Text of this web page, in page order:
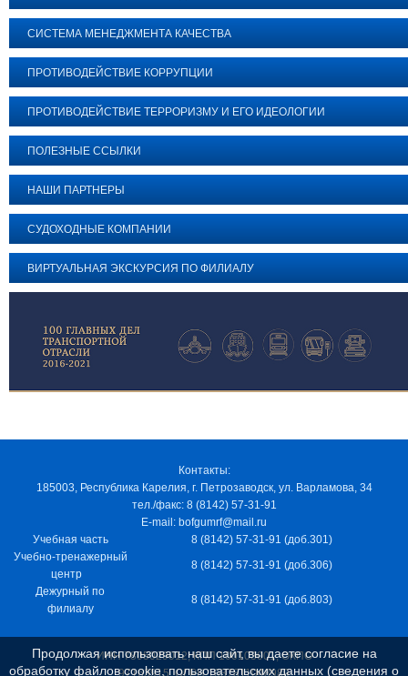
СИСТЕМА МЕНЕДЖМЕНТА КАЧЕСТВА
ПРОТИВОДЕЙСТВИЕ КОРРУПЦИИ
ПРОТИВОДЕЙСТВИЕ ТЕРРОРИЗМУ И ЕГО ИДЕОЛОГИИ
ПОЛЕЗНЫЕ ССЫЛКИ
НАШИ ПАРТНЕРЫ
СУДОХОДНЫЕ КОМПАНИИ
ВИРТУАЛЬНАЯ ЭКСКУРСИЯ ПО ФИЛИАЛУ
Контакты:
185003, Республика Карелия, г. Петрозаводск, ул. Варламова, 34
тел./факс: 8 (8142) 57-31-91
E-mail: bofgumrf@mail.ru
Учебная часть
8 (8142) 57-31-91 (доб.301)
Учебно-тренажерный
центр
8 (8142) 57-31-91 (доб.306)
Дежурный по
филиалу
8 (8142) 57-31-91 (доб.803)
ИНН 7805029012, КПП 100103001, ОКПО
97163915, ОГРН 1037811048989
Продолжая использовать наш сайт, вы даете согласие на
обработку файлов cookie, пользовательских данных (сведения о